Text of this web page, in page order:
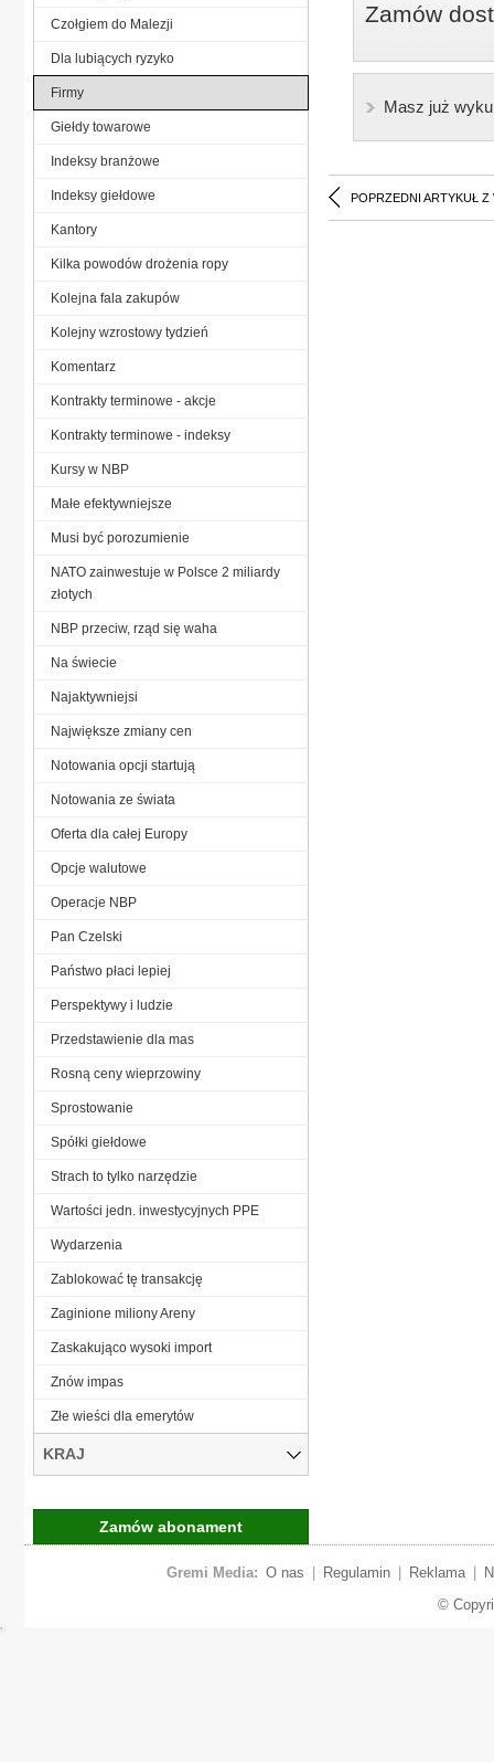
Zamów
Masz już
POPRZEDNI ARTYKUŁ Z
Czołgiem do Malezji
Dla lubiących ryzyko
Firmy
Giełdy towarowe
Indeksy branżowe
Indeksy giełdowe
Kantory
Kilka powodów drożenia ropy
Kolejna fala zakupów
Kolejny wzrostowy tydzień
Komentarz
Kontrakty terminowe - akcje
Kontrakty terminowe - indeksy
Kursy w NBP
Małe efektywniejsze
Musi być porozumienie
NATO zainwestuje w Polsce 2 miliardy
złotych
NBP przeciw, rząd się waha
Na świecie
Najaktywniejsi
Największe zmiany cen
Notowania opcji startują
Notowania ze świata
Oferta dla całej Europy
Opcje walutowe
Operacje NBP
Pan Czelski
Państwo płaci lepiej
Perspektywy i ludzie
Przedstawienie dla mas
Rosną ceny wieprzowiny
Sprostowanie
Spółki giełdowe
Strach to tylko narzędzie
Wartości jedn. inwestycyjnych PPE
Wydarzenia
Zablokować tę transakcję
Zaginione miliony Areny
Zaskakująco wysoki import
Znów impas
Złe wieści dla emerytów
KRAJ
Zamów abonament
Gremi Media: O nas Regulamin Reklama
©